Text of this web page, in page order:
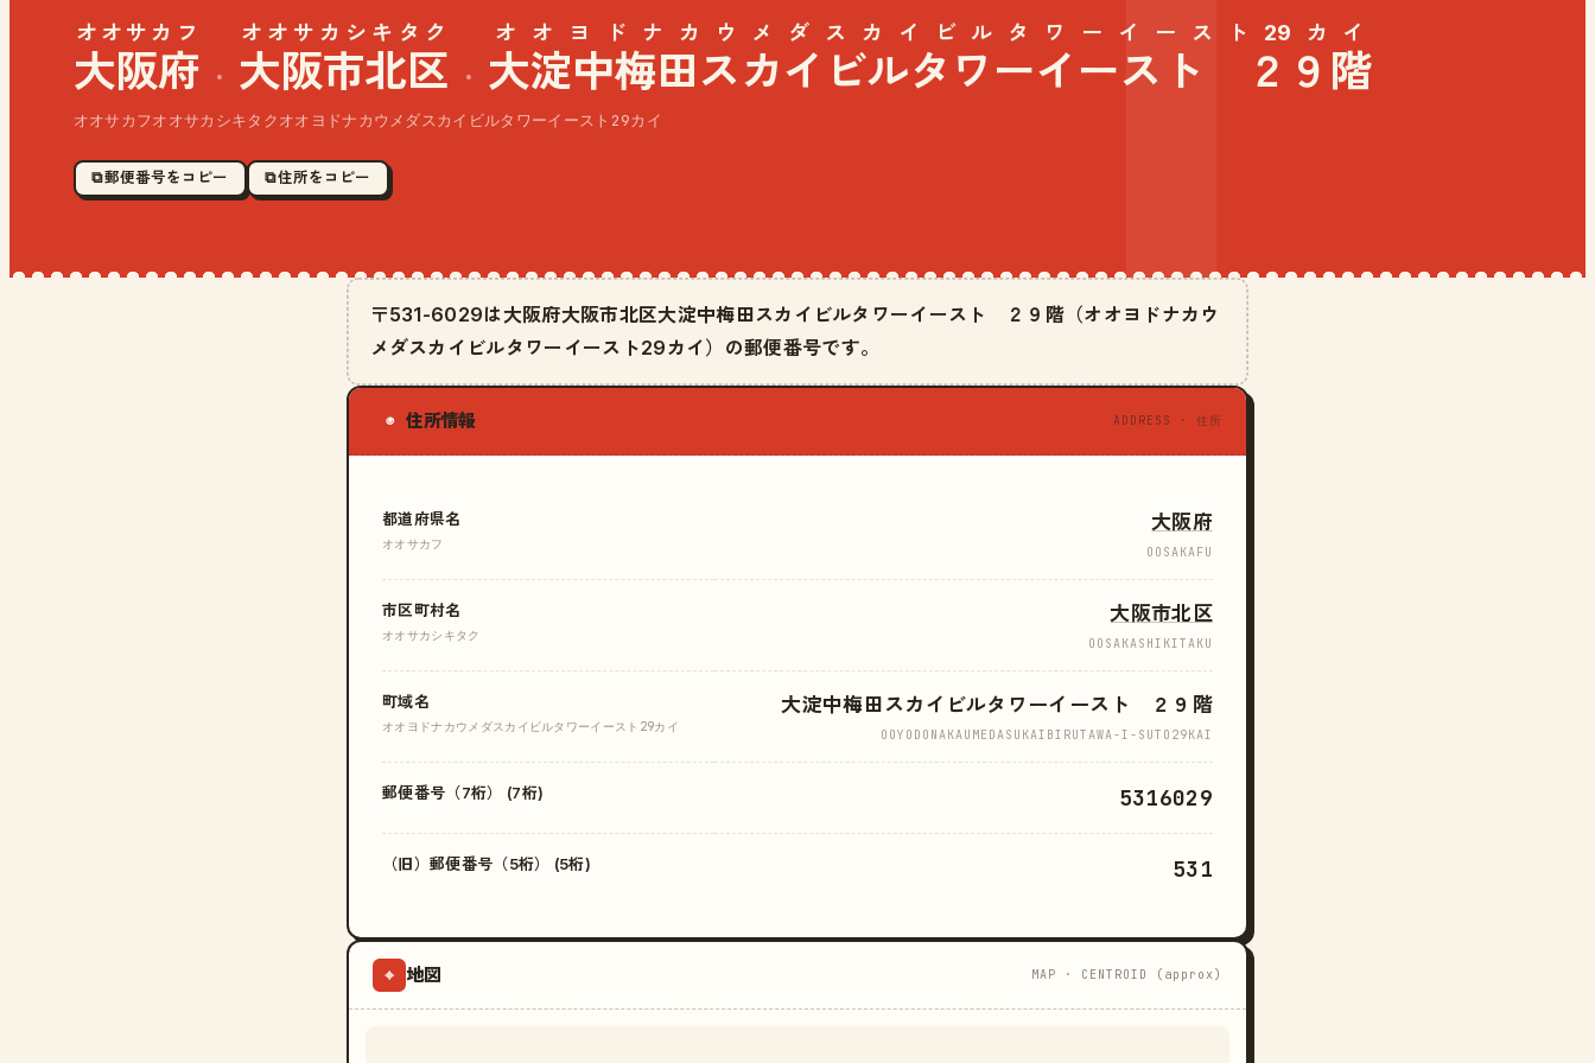
大阪府
オオサカフ
· 大阪市北区
オオサカシキタク
· 大淀中梅田スカイビルタワーイースト ２９階
オオヨドナカウメダスカイビルタワーイースト29カイ
オオサカフオオサカシキタクオオヨドナカウメダスカイビルタワーイースト29カイ
⧉ 郵便番号をコピー ⧉ 住所をコピー
〒531-6029は大阪府大阪市北区大淀中梅田スカイビルタワーイースト ２９階（オオヨドナカウ
メダスカイビルタワーイースト29カイ）の郵便番号です。
◉ 住所情報 ADDRESS · 住所
都道府県名
オオサカフ
大阪府
OOSAKAFU
市区町村名
オオサカシキタク
大阪市北区
OOSAKASHIKITAKU
町域名
オオヨドナカウメダスカイビルタワーイースト29カイ
大淀中梅田スカイビルタワーイースト ２９階
OOYODONAKAUMEDASUKAIBIRUTAWA-I-SUTO29KAI
郵便番号（7桁） (7桁) 5316029
（旧）郵便番号（5桁） (5桁) 531
⌖ 地図 MAP · CENTROID (approx)